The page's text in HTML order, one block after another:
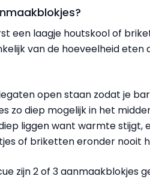
een laagje houtskool of
van de hoeveelheid eten
open staan zodat je
zo diep mogelijk in het
liggen want warmte stijgt,
of briketten eronder nooit
zijn 2 of 3 aanmaakblokjes